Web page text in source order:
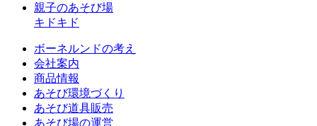
親子のあそび場
キドキド
ボーネルンドの考え
会社案内
商品情報
あそび環境づくり
あそび道具販売
あそび場の運営